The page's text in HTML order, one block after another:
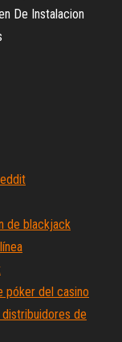
De Instalacion
de blackjack
póker del casino
de